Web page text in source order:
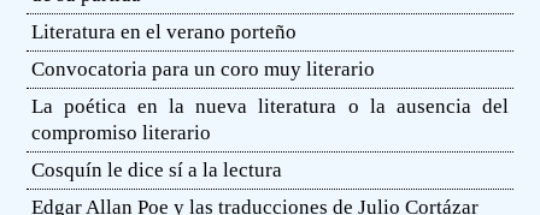
Literatura en el verano porteño
Convocatoria para un coro muy literario
La poética en la nueva literatura o la ausencia del
compromiso literario
Cosquín le dice sí a la lectura
Edgar Allan Poe y las traducciones de Julio Cortázar